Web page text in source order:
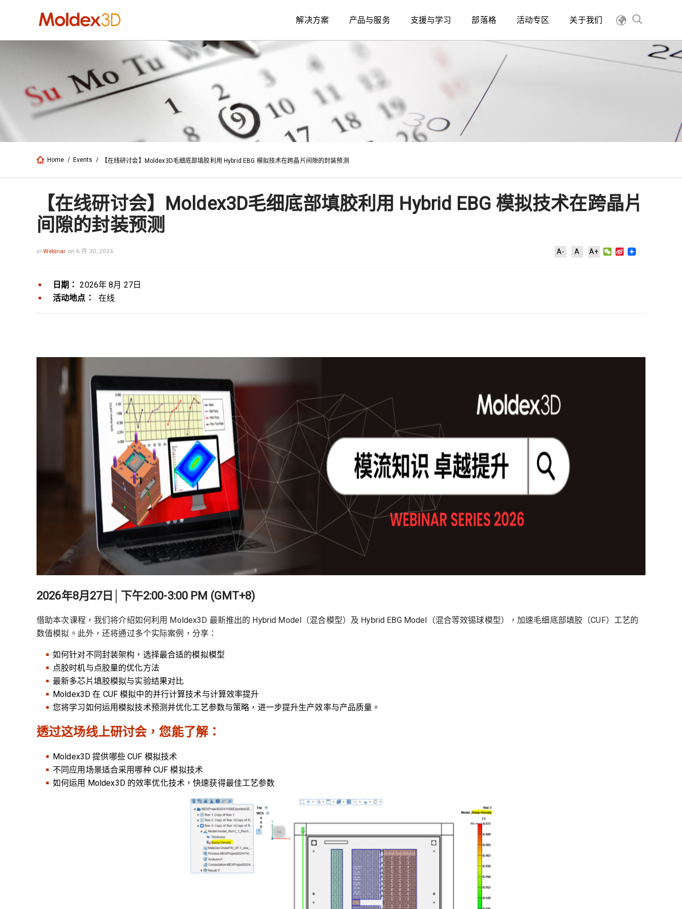
解决方案 产品与服务 支援与学习 部落格 活动专区 关于我们
Home / Events / 【在线研讨会】Moldex3D毛细底部填胶利用 Hybrid EBG 模拟技术在跨晶片间隙的封装预测
【在线研讨会】Moldex3D毛细底部填胶利用 Hybrid EBG 模拟技术在跨晶片
间隙的封装预测
inWebinar on 6 月 30, 2026 A- A A+ WeChat
Sina
日期：
2026年 8月 27日
活动地点：
在线
2026年8月27日│下午2:00-3:00 PM (GMT+8)
借助本次课程，我们将介绍如何利用 Moldex3D 最新推出的 Hybrid Model（混合模型）及 Hybrid EBG Model（混合等效锡球模型），加速毛细底部填胶（CUF）工艺的
数值模拟。此外，还将通过多个实际案例，分享：
如何针对不同封装架构，选择最合适的模拟模型
点胶时机与点胶量的优化方法
最新多芯片填胶模拟与实验结果对比
Moldex3D 在 CUF 模拟中的并行计算技术与计算效率提升
您将学习如何运用模拟技术预测并优化工艺参数与策略，进一步提升生产效率与产品质量。
透过这场线上研讨会，您能了解：
Moldex3D 提供哪些 CUF 模拟技术
不同应用场景适合采用哪种 CUF 模拟技术
如何运用 Moldex3D 的效率优化技术，快速获得最佳工艺参数